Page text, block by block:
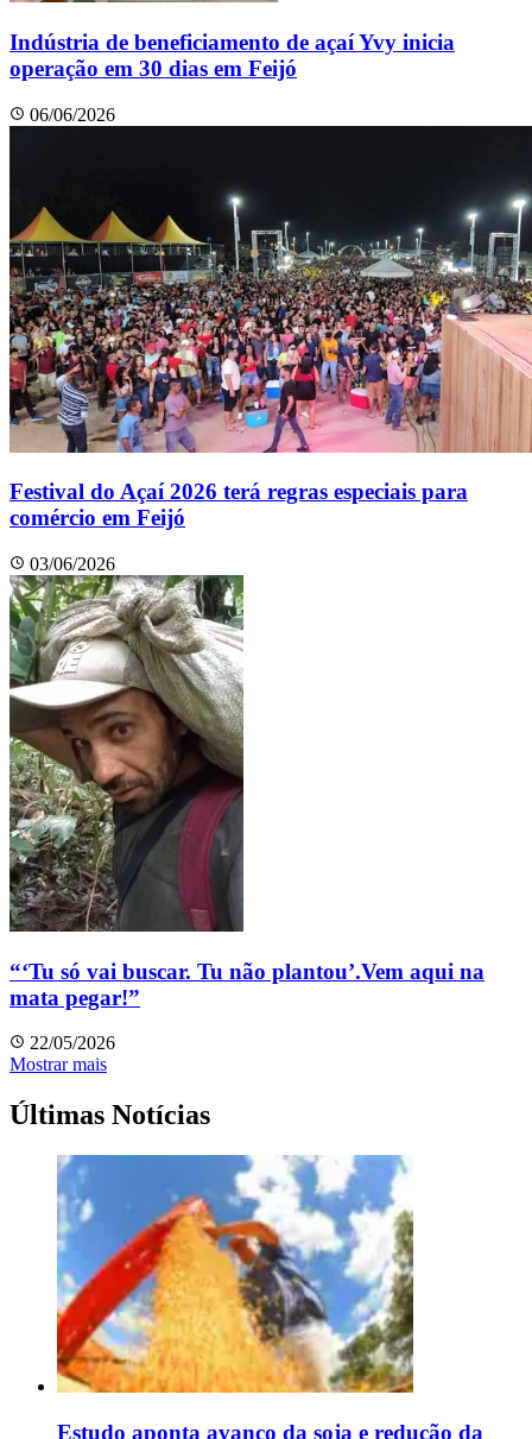
Indústria de beneficiamento de açaí Yvy inicia
operação em 30 dias em Feijó
06/06/2026
Festival do Açaí 2026 terá regras especiais para
comércio em Feijó
03/06/2026
“‘Tu só vai buscar. Tu não plantou’.Vem aqui na
mata pegar!”
22/05/2026
Mostrar mais
Últimas Notícias
Estudo aponta avanço da soja e redução da